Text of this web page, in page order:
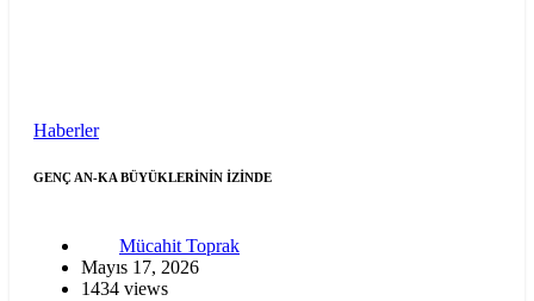
Haberler
GENÇ AN-KA BÜYÜKLERİNİN İZİNDE
Mücahit Toprak
Mayıs 17, 2026
1434 views